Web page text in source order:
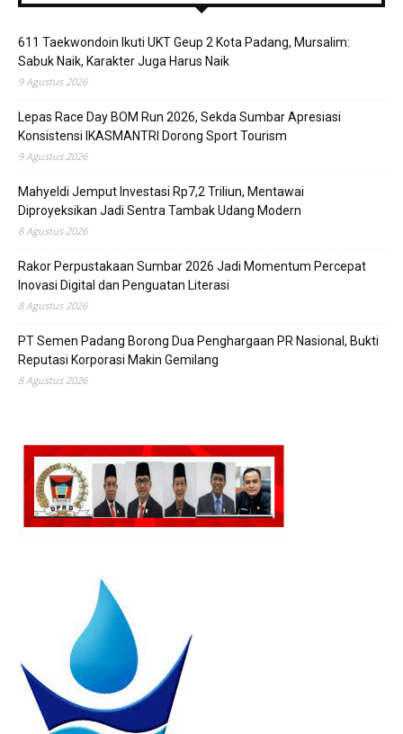
611 Taekwondoin Ikuti UKT Geup 2 Kota Padang, Mursalim:
Sabuk Naik, Karakter Juga Harus Naik
9 Agustus 2026
Lepas Race Day BOM Run 2026, Sekda Sumbar Apresiasi
Konsistensi IKASMANTRI Dorong Sport Tourism
9 Agustus 2026
Mahyeldi Jemput Investasi Rp7,2 Triliun, Mentawai
Diproyeksikan Jadi Sentra Tambak Udang Modern
8 Agustus 2026
Rakor Perpustakaan Sumbar 2026 Jadi Momentum Percepat
Inovasi Digital dan Penguatan Literasi
8 Agustus 2026
PT Semen Padang Borong Dua Penghargaan PR Nasional, Bukti
Reputasi Korporasi Makin Gemilang
8 Agustus 2026